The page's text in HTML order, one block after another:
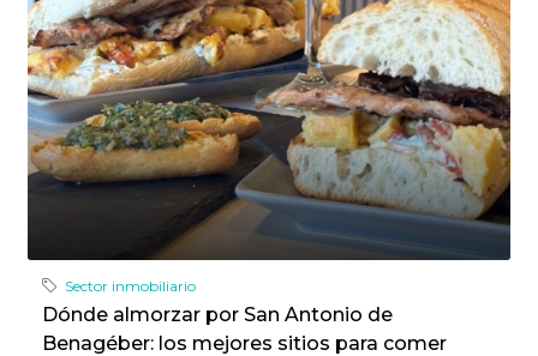
Sector inmobiliario
Dónde almorzar por San Antonio de
Benagéber: los mejores sitios para comer